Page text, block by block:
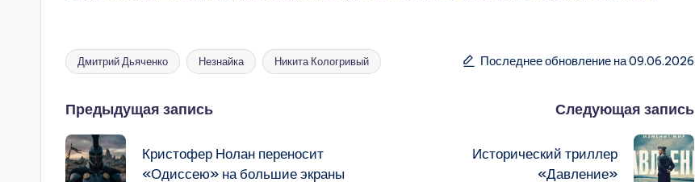
Метки:
Дмитрий Дьяченко Незнайка Никита Кологривый Последнее обновление на 09.06.2026
Навигация
записи
Предыдущая запись
Кристофер Нолан переносит
«Одиссею» на большие экраны
Следующая запись
Исторический триллер
«Давление»